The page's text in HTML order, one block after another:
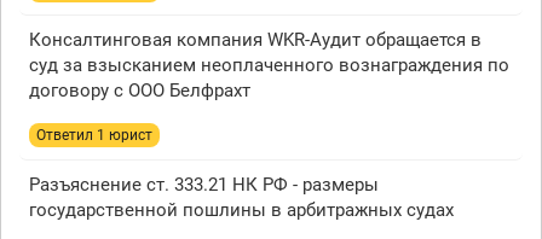
Консалтинговая компания WKR-Аудит обращается в
суд за взысканием неоплаченного вознаграждения по
договору с ООО Белфрахт
Ответил 1 юрист
Разъяснение ст. 333.21 НК РФ - размеры
государственной пошлины в арбитражных судах